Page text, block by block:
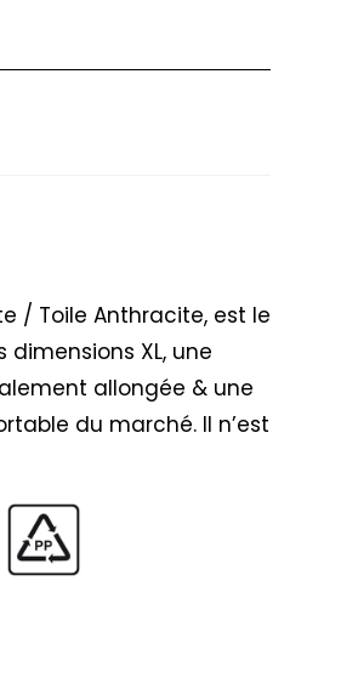
/ Toile Anthracite, est le
XL, une
allongée & une
du marché. Il n’est